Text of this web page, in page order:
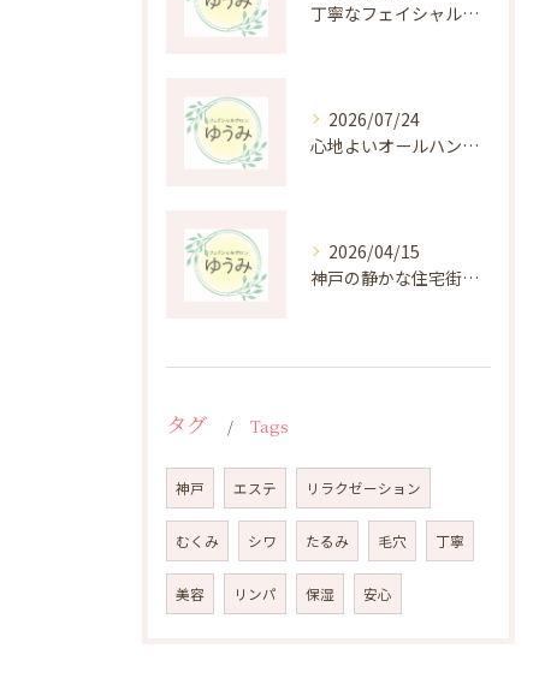
丁寧なフェイシャルケアがもたらす肌悩み改善の秘密
2026/07/24
心地よいオールハンド施術の癒しと効果を深掘り
2026/04/15
神戸の静かな住宅街にある癒しのプライベートエステ体験
タグ Tags
神戸 エステ リラクゼーション
むくみ シワ たるみ 毛穴 丁寧
美容 リンパ 保湿 安心